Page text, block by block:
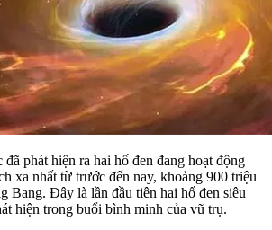
đã phát hiện ra hai hố đen đang hoạt động
xa nhất từ trước đến nay, khoảng 900 triệu
Bang. Đây là lần đầu tiên hai hố đen siêu
hiện trong buổi bình minh của vũ trụ.